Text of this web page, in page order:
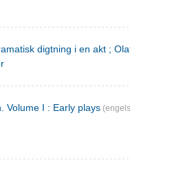
digtning i en akt ; Olaf Liljekrans :
Volume I : Early plays (engelsk)